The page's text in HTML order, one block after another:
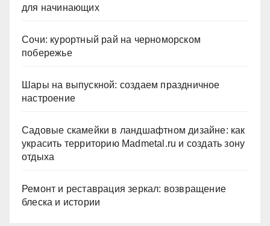
для начинающих
Сочи: курортный рай на черноморском
побережье
Шары на выпускной: создаем праздничное
настроение
Садовые скамейки в ландшафтном дизайне: как
украсить территорию Madmetal.ru и создать зону
отдыха
Ремонт и реставрация зеркал: возвращение
блеска и истории